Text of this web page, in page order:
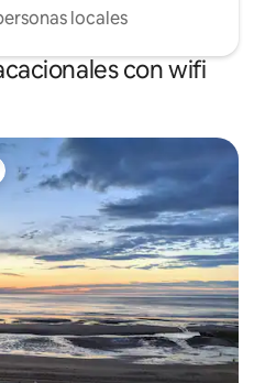
locales
con wifi